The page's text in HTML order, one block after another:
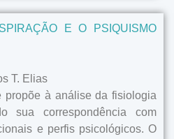
E O PSIQUISMO
T. Elias
propõe à análise da fisiologia
sua correspondência com
e perfis psicológicos. O